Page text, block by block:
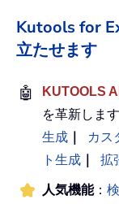
Kutools for
立たせます
🤖 KUTOOLS
を革新します
生成
カス
ト生成
拡
人気機能：